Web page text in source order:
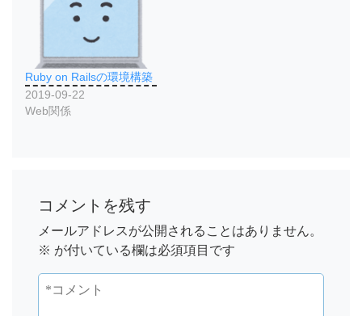
Ruby on Railsの環境構築
2019-09-22
Web関係
コメントを残す
メールアドレスが公開されることはありません。
※ が付いている欄は必須項目です